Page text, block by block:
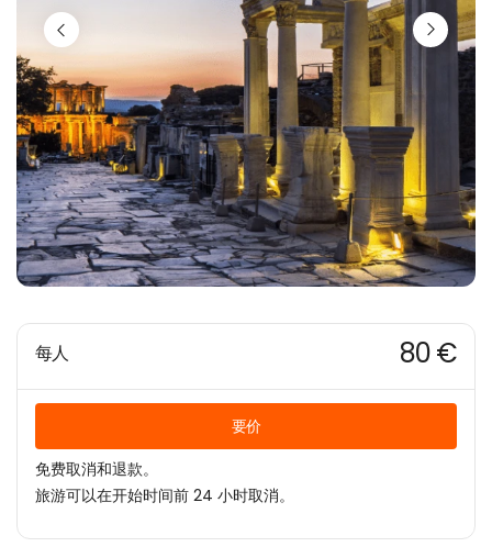
每人 80 €
要价
免费取消和退款。
旅游可以在开始时间前 24 小时取消。